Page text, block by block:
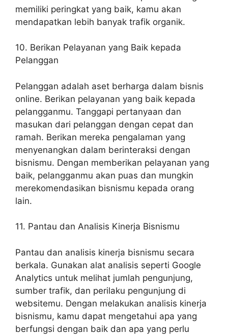
memiliki peringkat yang baik, kamu akan
mendapatkan lebih banyak trafik organik.
10. Berikan Pelayanan yang Baik kepada
Pelanggan
Pelanggan adalah aset berharga dalam bisnis
online. Berikan pelayanan yang baik kepada
pelangganmu. Tanggapi pertanyaan dan
masukan dari pelanggan dengan cepat dan
ramah. Berikan mereka pengalaman yang
menyenangkan dalam berinteraksi dengan
bisnismu. Dengan memberikan pelayanan yang
baik, pelangganmu akan puas dan mungkin
merekomendasikan bisnismu kepada orang
lain.
11. Pantau dan Analisis Kinerja Bisnismu
Pantau dan analisis kinerja bisnismu secara
berkala. Gunakan alat analisis seperti Google
Analytics untuk melihat jumlah pengunjung,
sumber trafik, dan perilaku pengunjung di
websitemu. Dengan melakukan analisis kinerja
bisnismu, kamu dapat mengetahui apa yang
berfungsi dengan baik dan apa yang perlu